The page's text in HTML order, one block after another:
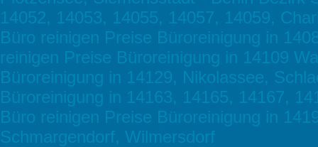
14052, 14053, 14055, 14057, 14059,
Büro reinigen Preise Büroreinigung in
reinigen Preise Büroreinigung in 14109
Büroreinigung in 14129, Nikolassee,
Büroreinigung in 14163, 14165, 14167,
Büro reinigen Preise Büroreinigung in
Schmargendorf, Wilmersdorf